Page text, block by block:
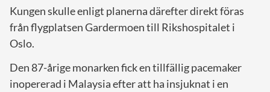
Kungen skulle enligt planerna därefter direkt föras
från flygplatsen Gardermoen till Rikshospitalet i
Oslo.
Den 87-årige monarken fick en tillfällig pacemaker
inopererad i Malaysia efter att ha insjuknat i en